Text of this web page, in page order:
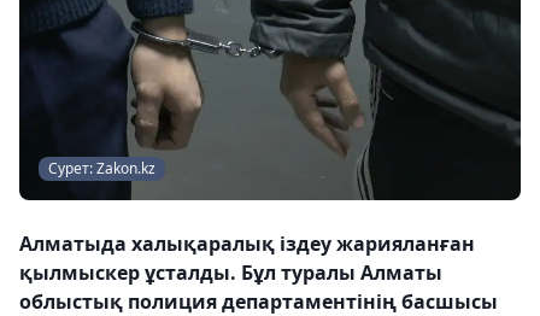
Сурет: Zakon.kz
Алматыда халықаралық іздеу жарияланған
қылмыскер ұсталды. Бұл туралы Алматы
облыстық полиция департаментінің басшысы